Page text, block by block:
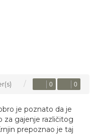
0 0
je poznato da je
za gajenje različitog
prepoznao je taj